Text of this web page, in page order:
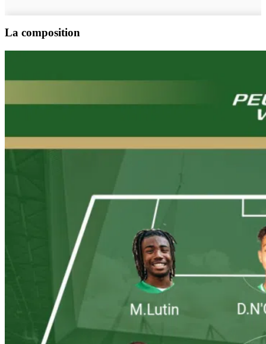
La composition